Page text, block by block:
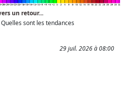
un retour...
sont les tendances
29 juil. 2026 à 08:00